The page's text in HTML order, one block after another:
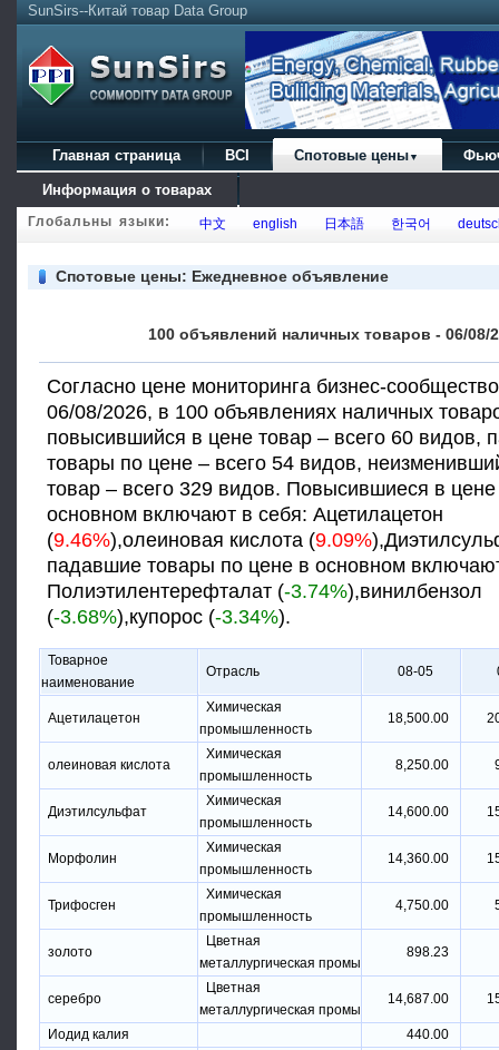
SunSirs--Китай товар Data Group
Главная страница BCI Спотовые цены▼
Информация о товарах
Глобальны языки: 中文 english 日本語 한국어
Спотовые цены: Ежедневное объявление
100 объявлений наличных товаров - 06/08/
Согласно цене мониторинга бизнес-
06/08/2026, в 100 объявлениях наличных
повысившийся в цене товар – всего 60 видов,
товары по цене – всего 54 видов,
товар – всего 329 видов. Повысившиеся в
основном включают в себя: Ацетилацетон
(9.46%),олеиновая кислота (9.09%
падавшие товары по цене в основном
Полиэтилентерефталат (-3.74%),винилбензол
(-3.68%),купорос (-3.34%).
Товарное
наименование
Отрасль 08-05
Ацетилацетон
Химическая
промышленность
18,500.00
олеиновая кислота
Химическая
промышленность
8,250.00
Диэтилсульфат
Химическая
промышленность
14,600.00
Морфолин
Химическая
промышленность
14,360.00
Трифосген
Химическая
промышленность
4,750.00
золото
Цветная
металлургическая промы
898.23
серебро
Цветная
металлургическая промы
14,687.00
Иодид калия
440.00